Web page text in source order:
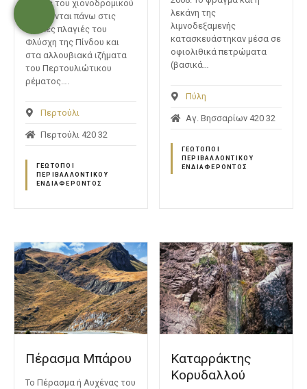
πίστες του χιονοδρομικού
βρίσκονται πάνω στις
ομαλές πλαγιές του
Φλύσχη της Πίνδου και
στα αλλουβιακά ιζήματα
του Περτουλιώτικου
ρέματος….
Περτούλι
Περτούλι 420 32
ΓΕΏΤΟΠΟΙ
ΠΕΡΙΒΑΛΛΟΝΤΙΚΟΎ
ΕΝΔΙΑΦΈΡΟΝΤΟΣ
λεκάνη της
λιμνοδεξαμενής
κατασκευάστηκαν μέσα σε
οφιολιθικά πετρώματα
(βασικά…
Πύλη
Αγ. Βησσαρίων 420 32
ΓΕΏΤΟΠΟΙ
ΠΕΡΙΒΑΛΛΟΝΤΙΚΟΎ
ΕΝΔΙΑΦΈΡΟΝΤΟΣ
Πέρασμα Μπάρου
Το Πέρασμα ή Αυχένας του
Καταρράκτης
Κορυδαλλού